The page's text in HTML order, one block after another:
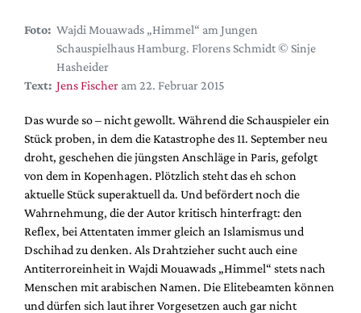
Hefte
Alle Hefte
Leseproben
Podcast
Service
Shop / Abo
Newsletter
Redaktion
Autor:innen
Partner
Mediadaten
Foto: Wajdi Mouawads „Himmel“ am Jungen
Schauspielhaus Hamburg. Florens Schmidt © Sinje
Hasheider
Text: Jens Fischer am 22. Februar 2015
Das wurde so – nicht gewollt. Während die Schauspieler ein
Stück proben, in dem die Katastrophe des 11. September neu
droht, geschehen die jüngsten Anschläge in Paris, gefolgt
von dem in Kopenhagen. Plötzlich steht das eh schon
aktuelle Stück superaktuell da. Und befördert noch die
Wahrnehmung, die der Autor kritisch hinterfragt: den
Reflex, bei Attentaten immer gleich an Islamismus und
Dschihad zu denken. Als Drahtzieher sucht auch eine
Antiterroreinheit in Wajdi Mouawads „Himmel“ stets nach
Menschen mit arabischen Namen. Die Elitebeamten können
und dürfen sich laut ihrer Vorgesetzen auch gar nicht